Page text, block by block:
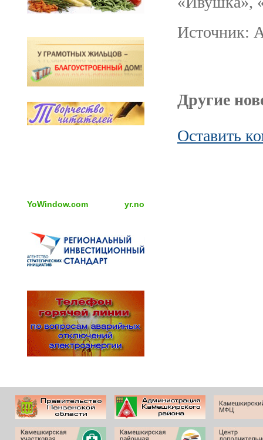
YoWindow.com yr.no
Источник:
Другие
Оставить